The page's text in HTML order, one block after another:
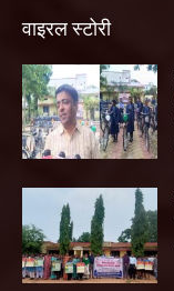
वाइरल स्टोरी